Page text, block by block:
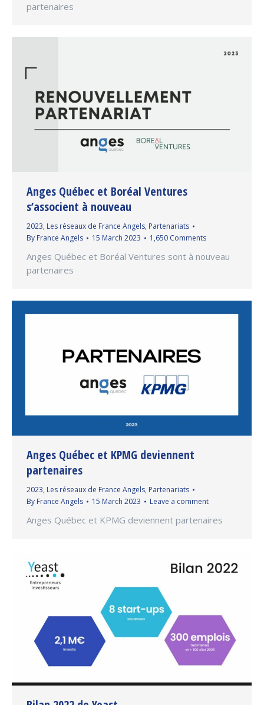
partenaires
Anges Québec et Boréal Ventures
s’associent à nouveau
2023, Les réseaux de France Angels, Partenariats
By France Angels 15 March 2023 1,650 Comments
Anges Québec et Boréal Ventures sont à nouveau
partenaires
Anges Québec et KPMG deviennent
partenaires
2023, Les réseaux de France Angels, Partenariats
By France Angels 15 March 2023 Leave a comment
Anges Québec et KPMG deviennent partenaires